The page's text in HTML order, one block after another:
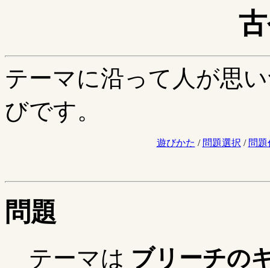
テーマに沿って人が思
びです。
遊びかた / 問題選択 / 問題
問題
テーマは ブリーチの